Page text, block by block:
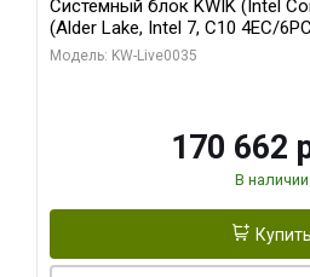
Системный блок KWIK (Intel
(Alder Lake, Intel 7, C10 4EC/
Sinotex GTX1650 4GB 128bit
Модель: KW-Live0035
170 662
В наличии
Купить